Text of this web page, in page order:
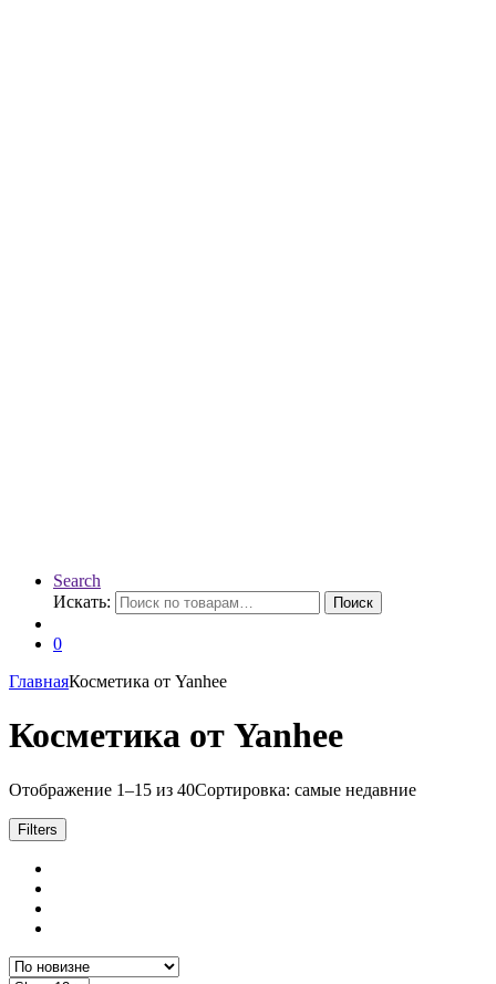
Search
Искать:
Поиск
0
ГлавнаяКосметика от Yanhee
Косметика от Yanhee
Отображение 1–15 из 40Сортировка: самые недавние
Filters